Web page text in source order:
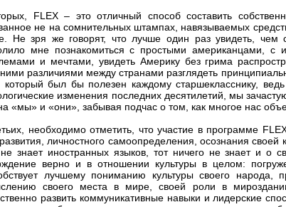
FLEX – это отличный способ составить
не на сомнительных штампах, навязываемых
Не зря же говорят, что лучше один раз увидеть, чем
мне познакомиться с простыми американцами, с
и мечтами, увидеть Америку без грима
различиями между странами разглядеть
который был бы полезен каждому старшекласснику,
изменения последних десятилетий, мы
«мы» и «они», забывая подчас о том, как многое нас
необходимо отметить, что участие в программе
личностного самоопределения, осознания своей
знает иностранных языков, тот ничего не знает и о
верно и в отношении культуры в целом:
лучшему пониманию культуры своего народа,
своего места в мире, своей роли в
развить коммуникативные навыки и лидерские